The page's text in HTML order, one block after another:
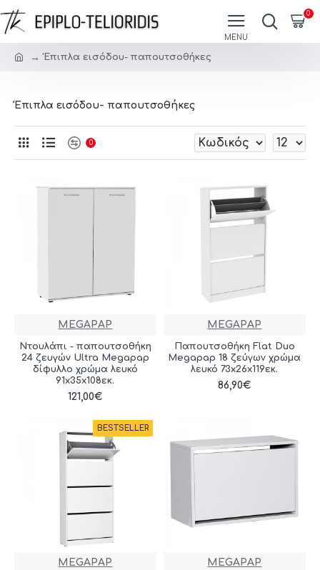
0
Έπιπλα εισόδου- παπουτσοθήκες
Έπιπλα εισόδου- παπουτσοθήκες
0
MEGAPAP
Ντουλάπι - παπουτσοθήκη
24 ζευγών Ultra Megapap
δίφυλλο χρώμα λευκό
91x35x108εκ.
121,00€
MEGAPAP
Παπουτσοθήκη Flat Duo
Megapap 18 ζεύγων χρώμα
λευκό 73x26x119εκ.
86,90€
BESTSELLER
MEGAPAP MEGAPAP